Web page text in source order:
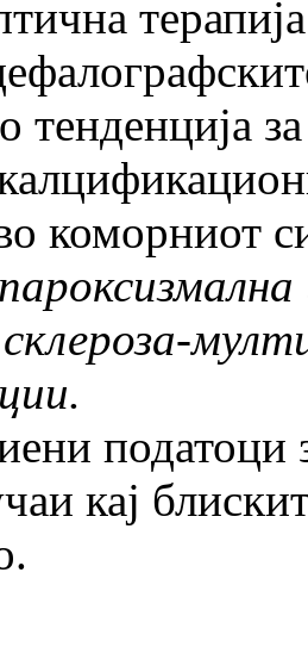
тенденција
коморниот
податоци
кај